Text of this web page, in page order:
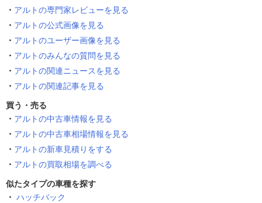
アルトの専門家レビューを見る
アルトの公式画像を見る
アルトのユーザー画像を見る
アルトのみんなの質問を見る
アルトの関連ニュースを見る
アルトの関連記事を見る
買う・売る
アルトの中古車情報を見る
アルトの中古車相場情報を見る
アルトの新車見積りをする
アルトの買取相場を調べる
似たタイプの車種を探す
ハッチバック